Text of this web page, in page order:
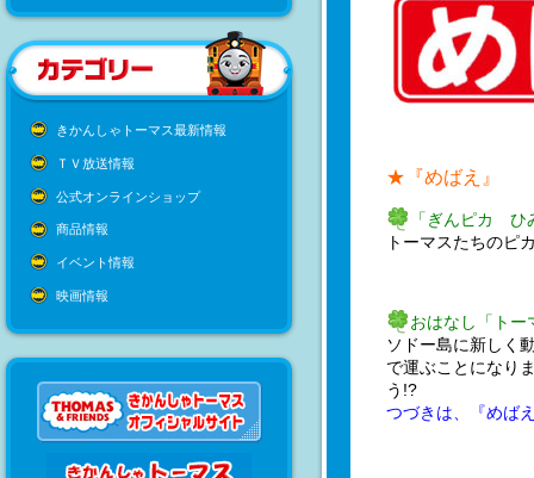
きかんしゃトーマス最新情報
ＴＶ放送情報
公式オンラインショップ
商品情報
イベント情報
映画情報
★『めばえ』
「ぎんピカ ひ
トーマスたちのピ
おはなし「トー
ソドー島に新しく
で運ぶことになり
う!?
つづきは、『めば